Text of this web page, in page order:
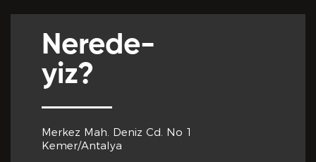
Nerede-
yiz?
Merkez Mah. Deniz Cd. No 1
Kemer/Antalya
eksiksiz olarak tarafımdan doldurulduğunu, bu
veya yanlışlık olması ve bu durumun tespiti halinde
bunun Hizmet Sözleşmemin feshedilmesi için bir
sebep olanağını anlayarak kabul ettiğimi beyan
ederim.